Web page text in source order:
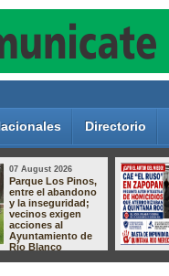
Directorio
07 August 2026
Parque Los Pinos,
entre el abandono
y la inseguridad;
vecinos exigen
acciones al
Ayuntamiento de
Río Blanco